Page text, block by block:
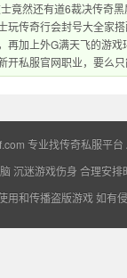
竟然还有道6裁决传奇
传奇行会封号大全家
加上外G满天飞的游
开私服官网职业，要么
专业找传奇私服平台
沉迷游戏伤身 合理安排
用和传播盗版游戏 如有